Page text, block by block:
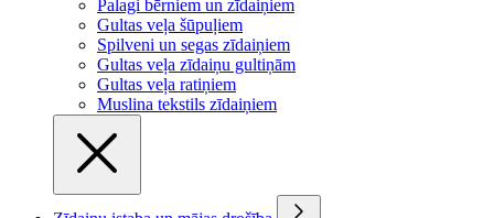
Palagi bērniem un zīdaiņiem
Gultas veļa šūpuļiem
Spilveni un segas zīdaiņiem
Gultas veļa zīdaiņu gultiņām
Gultas veļa ratiņiem
Muslina tekstils zīdaiņiem